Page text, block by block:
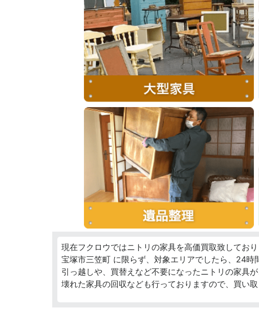
現在フクロウではニトリの家具を高価買取致しており
宝塚市三笠町 に限らず、対象エリアでしたら、24時
引っ越しや、買替えなど不要になったニトリの家具
壊れた家具の回収なども行っておりますので、買い